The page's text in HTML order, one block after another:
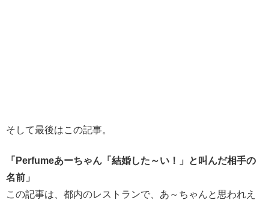
そして最後はこの記事。
「Perfumeあーちゃん「結婚した～い！」と叫んだ相手の
名前」
この記事は、都内のレストランで、あ～ちゃんと思われえ